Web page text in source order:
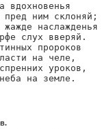
вдохновенья
ним склоняй;
наслажденья
слух вверяй.
пророков
на челе,
уроков,